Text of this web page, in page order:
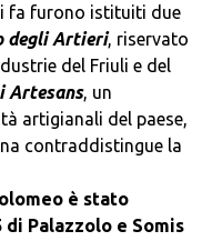
fa furono istituiti due
degli Artieri, riservato
del Friuli e del
Artesans, un
artigianali del paese,
contraddistingue la
è stato
Palazzolo e Somis